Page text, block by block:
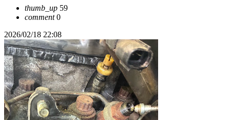
thumb_up 59
comment0
2026/02/18 22:08